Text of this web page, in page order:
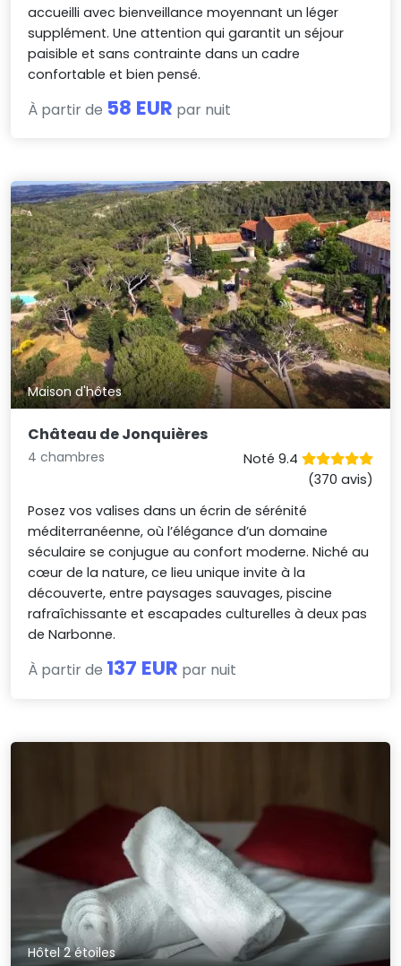
accueilli avec bienveillance moyennant un léger
supplément. Une attention qui garantit un séjour
paisible et sans contrainte dans un cadre
confortable et bien pensé.
À partir de 58 EUR par nuit
Maison d'hôtes
Château de Jonquières
4 chambres
Noté 9.4
(370 avis)
Posez vos valises dans un écrin de sérénité
méditerranéenne, où l’élégance d’un domaine
séculaire se conjugue au confort moderne. Niché au
cœur de la nature, ce lieu unique invite à la
découverte, entre paysages sauvages, piscine
rafraîchissante et escapades culturelles à deux pas
de Narbonne.
À partir de 137 EUR par nuit
Hôtel 2 étoiles